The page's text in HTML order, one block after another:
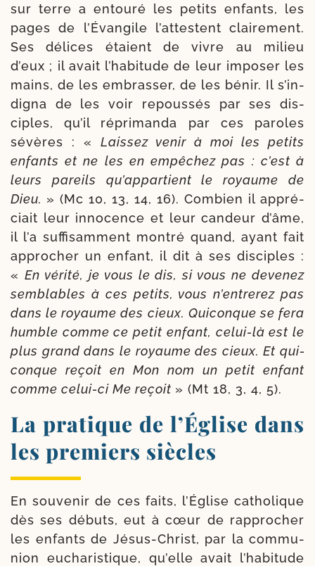
sur terre a entou­ré les petits enfants, les
pages de l’Évangile l’at­testent clai­re­ment.
Ses délices étaient de vivre au milieu
d’eux ; il avait l’ha­bi­tude de leur impo­ser les
mains, de les embras­ser, de les bénir. Il s’in­
di­gna de les voir repous­sés par ses dis­
ciples, qu’il répri­man­da par ces paroles
sévères : « Laissez venir à moi les petits
enfants et ne les en empê­chez pas : c’est à
leurs pareils qu’ap­par­tient le royaume de
Dieu. » (Mc 10, 13, 14, 16). Combien il appré­
ciait leur inno­cence et leur can­deur d’âme,
il l’a suf­fi­sam­ment mon­tré quand, ayant fait
appro­cher un enfant, il dit à ses dis­ciples :
« En véri­té, je vous le dis, si vous ne deve­nez
sem­blables à ces petits, vous n’en­tre­rez pas
dans le royaume des cieux. Quiconque se fera
humble comme ce petit enfant, celui-​là est le
plus grand dans le royaume des cieux. Et qui­
conque reçoit en Mon nom un petit enfant
comme celui-​ci Me reçoit » (Mt 18, 3, 4, 5).
La pratique de l’Église dans
les premiers siècles
En sou­ve­nir de ces faits, l’Église catho­lique
dès ses débuts, eut à cœur de rap­pro­cher
les enfants de Jésus-​Christ, par la com­mu­
nion eucha­ris­tique, qu’elle avait l’ha­bi­tude